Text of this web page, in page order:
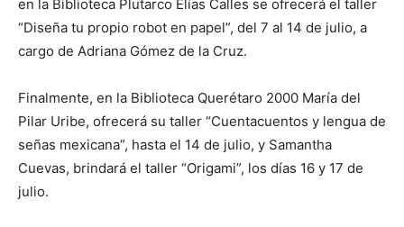
en la Biblioteca Plutarco Elías Calles se ofrecerá el taller
“Diseña tu propio robot en papel”, del 7 al 14 de julio, a
cargo de Adriana Gómez de la Cruz.
Finalmente, en la Biblioteca Querétaro 2000 María del
Pilar Uribe, ofrecerá su taller “Cuentacuentos y lengua de
señas mexicana”, hasta el 14 de julio, y Samantha
Cuevas, brindará el taller “Origami”, los días 16 y 17 de
julio.